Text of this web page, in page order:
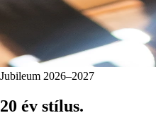
Jubileum 2026–2027
20 év stílus.